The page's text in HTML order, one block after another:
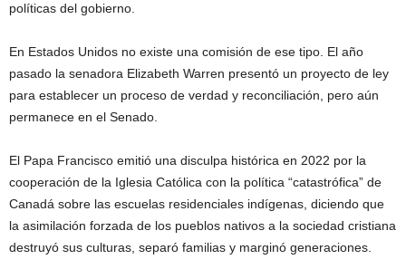
políticas del gobierno.
En Estados Unidos no existe una comisión de ese tipo. El año
pasado la senadora Elizabeth Warren presentó un proyecto de ley
para establecer un proceso de verdad y reconciliación, pero aún
permanece en el Senado.
El Papa Francisco emitió una disculpa histórica en 2022 por la
cooperación de la Iglesia Católica con la política “catastrófica” de
Canadá sobre las escuelas residenciales indígenas, diciendo que
la asimilación forzada de los pueblos nativos a la sociedad cristiana
destruyó sus culturas, separó familias y marginó generaciones.